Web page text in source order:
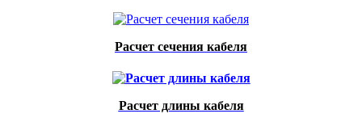
Расчет сечения кабеля
Расчет длины кабеля